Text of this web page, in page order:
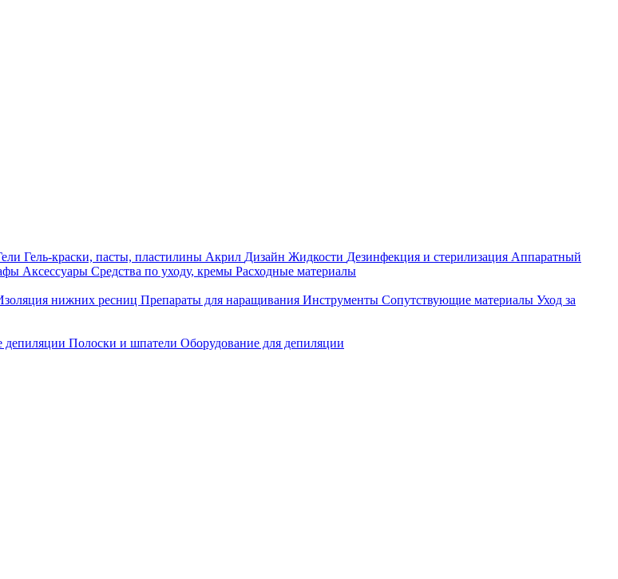
Гель-краски, пасты, пластилины Акрил Дизайн Жидкости Дезинфекция и стерилизация Аппаратный
Аксессуары Средства по уходу, кремы Расходные материалы
нижних ресниц Препараты для наращивания Инструменты Сопутствующие материалы Уход за
депиляции Полоски и шпатели Оборудование для депиляции